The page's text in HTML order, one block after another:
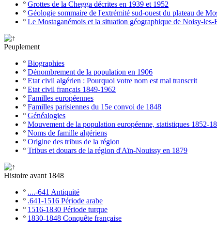
º Grottes de la Chegga décrites en 1939 et 1952
º Géologie sommaire de l'extrémité sud-ouest du plateau de
º Le Mostaganémois et la situation géographique de Noisy-les-
Peuplement
º Biographies
º Dénombrement de la population en 1906
º Etat civil algérien : Pourquoi votre nom est mal transcrit
º Etat civil français 1849-1962
º Familles européennes
º Familles parisiennes du 15e convoi de 1848
º Généalogies
º Mouvement de la population européenne, statistiques 1852-
º Noms de famille algériens
º Origine des tribus de la région
º Tribus et douars de la région d'Aïn-Nouissy en 1879
Histoire avant 1848
º ....-641 Antiquité
º .641-1516 Période arabe
º 1516-1830 Période turque
º 1830-1848 Conquête française